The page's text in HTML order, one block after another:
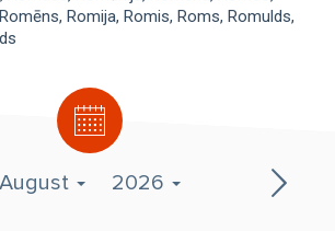
August 2026
Romēns Romija Romis Roms Romulds